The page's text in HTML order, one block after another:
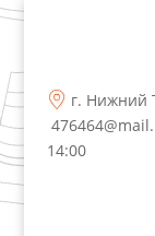
г.
14:00